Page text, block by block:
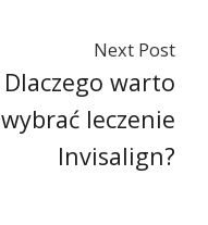
Next Post
Dlaczego warto
wybrać leczenie
Invisalign?